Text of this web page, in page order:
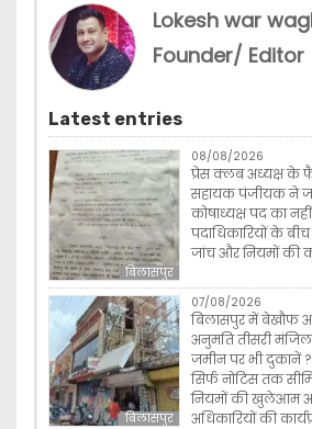
Lokesh war
Founder/ Editor
Latest entries
बिलासपुर
08/08/2026
प्रेस क्लब अध्यक्ष
सहायक पंजीयक ने
कोषाध्यक्ष पद का
पदाधिकारियों के
जांच और नियमों की
बिलासपुर
07/08/2026
बिलासपुर में बेखौफ
अनुमति तीसरी मंजिल
जमीन पर भी दुकानें ?
सिर्फ नोटिस तक
नियमों की खुलेआम
अधिकारियों की